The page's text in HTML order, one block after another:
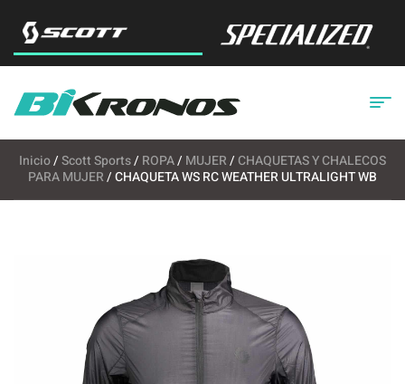
Inicio/Scott Sports/ ROPA/ MUJER/ CHAQUETAS Y CHALECOS
PARA MUJER/ CHAQUETA WS RC WEATHER ULTRALIGHT WB